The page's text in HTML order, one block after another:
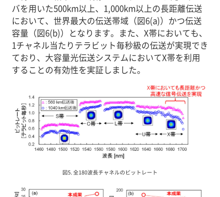
バを用いた500km以上、1,000km以上の長距離伝送
において、世界最大の伝送帯域（図6(a)）かつ伝送
容量（図6(b)）となります。また、X帯においても、
1チャネル当たりテラビット毎秒級の伝送が実現でき
ており、大容量光伝送システムにおいてX帯を利用
することの有効性を実証しました。
図5. 全180波長チャネルのビットレート